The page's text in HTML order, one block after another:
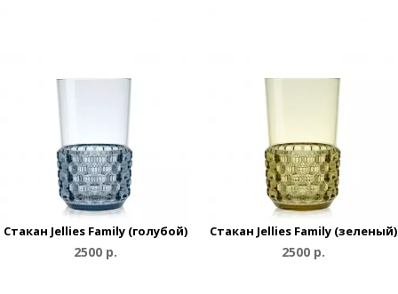
Cтакан Jellies Family (голубой)
2500 р.
Cтакан Jellies Family (зеленый)
2500 р.